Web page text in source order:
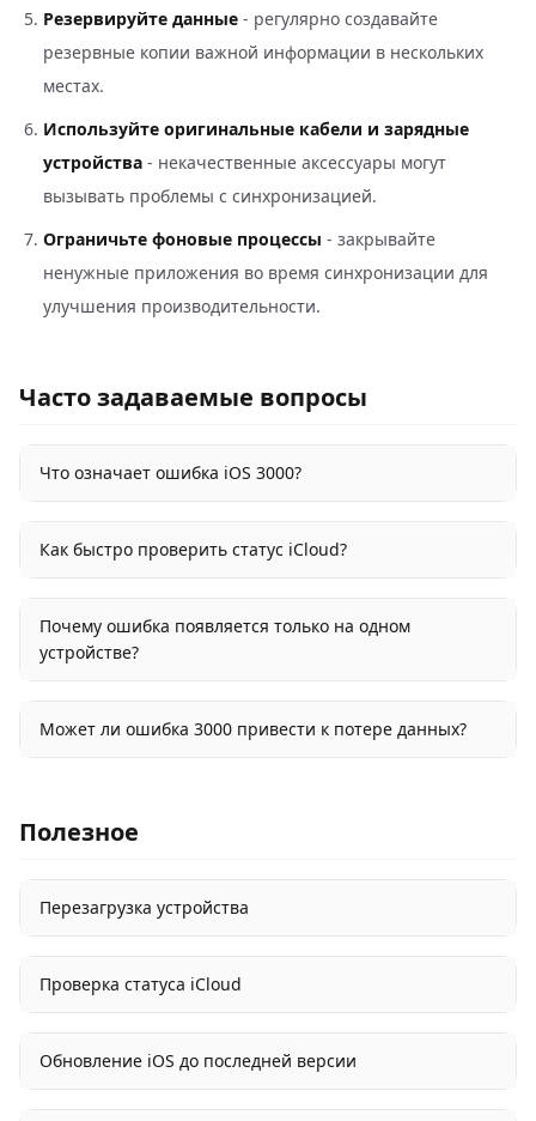
Резервируйте данные - регулярно создавайте
резервные копии важной информации в нескольких
местах.
Используйте оригинальные кабели и зарядные
устройства - некачественные аксессуары могут
вызывать проблемы с синхронизацией.
Ограничьте фоновые процессы - закрывайте
ненужные приложения во время синхронизации для
улучшения производительности.
Часто задаваемые вопросы
Что означает ошибка iOS 3000?
Как быстро проверить статус iCloud?
Почему ошибка появляется только на одном
устройстве?
Может ли ошибка 3000 привести к потере данных?
Полезное
Перезагрузка устройства
Проверка статуса iCloud
Обновление iOS до последней версии